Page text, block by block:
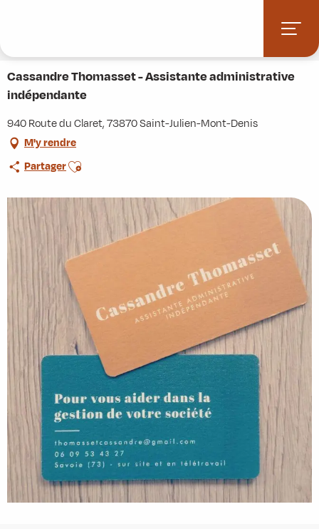
principal
Cassandre Thomasset - Assistante administrative
indépendante
940 Route du Claret, 73870 Saint-Julien-Mont-Denis
M'y rendre
PartagerAjouter aux favoris